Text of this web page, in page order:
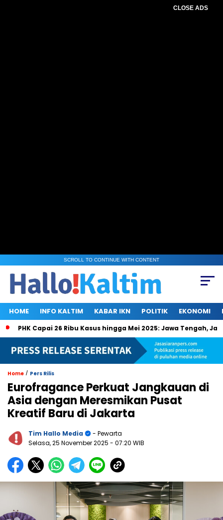
CLOSE ADS
SCROLL TO CONTINUE WITH CONTENT
HOME INFO KALTIM KABAR IKN POLITIK EKONOMI
Capai 26 Ribu Kasus hingga Mei 2025: Jawa Tengah,
Home / Pers Rilis
Eurofragance Perkuat Jangkauan di
Asia dengan Meresmikan Pusat
Kreatif Baru di Jakarta
Tim Hallo Media
- Pewarta
Selasa, 25 November 2025 - 07:20 WIB